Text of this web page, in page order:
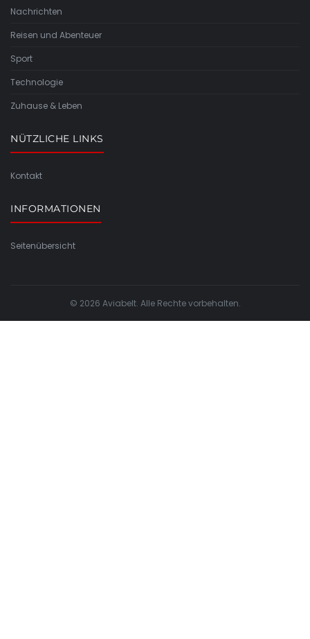
Nachrichten
Reisen und Abenteuer
Sport
Technologie
Zuhause & Leben
NÜTZLICHE LINKS
Kontakt
INFORMATIONEN
Seitenübersicht
© 2026 Aviabelt. Alle Rechte vorbehalten.